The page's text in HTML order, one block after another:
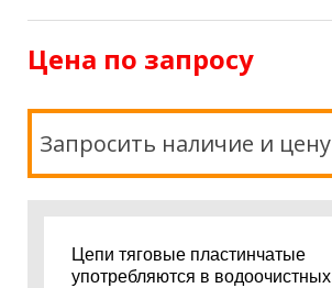
Цена по запросу
Запросить наличие и цену
Цепи тяговые пластинчатые
употребляются в водоочистных